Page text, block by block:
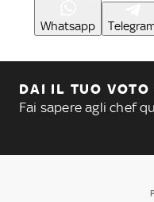
Whatsapp
DAI IL TUO
Fai sapere agli chef